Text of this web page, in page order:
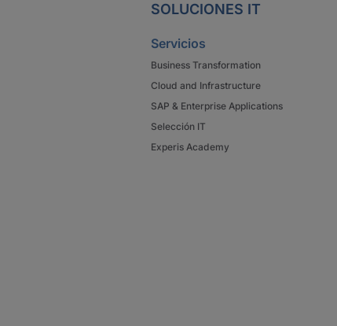
SOLUCIONES IT
Servicios
Business Transformation
Cloud and Infrastructure
SAP & Enterprise Applications
Selección IT
Experis Academy